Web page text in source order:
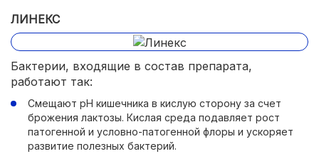
ЛИНЕКС
Бактерии, входящие в состав препарата,
работают так:
Смещают pH кишечника в кислую сторону за счет
брожения лактозы. Кислая среда подавляет рост
патогенной и условно-патогенной флоры и ускоряет
развитие полезных бактерий.